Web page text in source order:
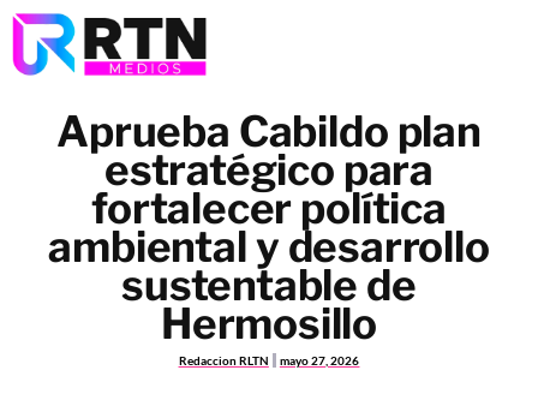
Aprueba Cabildo plan
estratégico para
fortalecer política
ambiental y desarrollo
sustentable de
Hermosillo
Redaccion RLTN mayo 27, 2026